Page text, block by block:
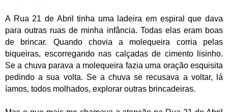
A Rua 21 de Abril tinha uma ladeira em espiral que dava
para outras ruas de minha infância. Todas elas eram boas
de brincar. Quando chovia a molequeira corria pelas
biqueiras, escorregando nas calçadas de cimento lisinho.
Se a chuva parava a molequeira fazia uma oração esquisita
pedindo a sua volta. Se a chuva se recusava a voltar, lá
íamos, todos molhados, explorar outras brincadeiras.